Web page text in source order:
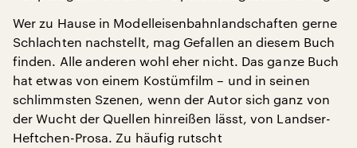
Wer zu Hause in Modelleisenbahnlandschaften gerne
Schlachten nachstellt, mag Gefallen an diesem Buch
finden. Alle anderen wohl eher nicht. Das ganze Buch
hat etwas von einem Kostümfilm – und in seinen
schlimmsten Szenen, wenn der Autor sich ganz von
der Wucht der Quellen hinreißen lässt, von Landser-
Heftchen-Prosa. Zu häufig rutscht